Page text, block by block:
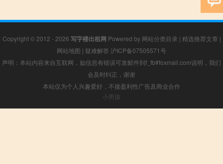
Copyright © 2012 - 2026 写字楼出租网 Powered by 网站分类目录 | 精选推荐文章 |
网站地图 | 疑难解答 沪ICP备07505571号
声明：本站内容来自互联网，如信息有错误可发邮件到f_fb#foxmail.com说明，我们
会及时纠正，谢谢
本站仅为个人兴趣爱好，不接盈利性广告及商业合作
小男孩